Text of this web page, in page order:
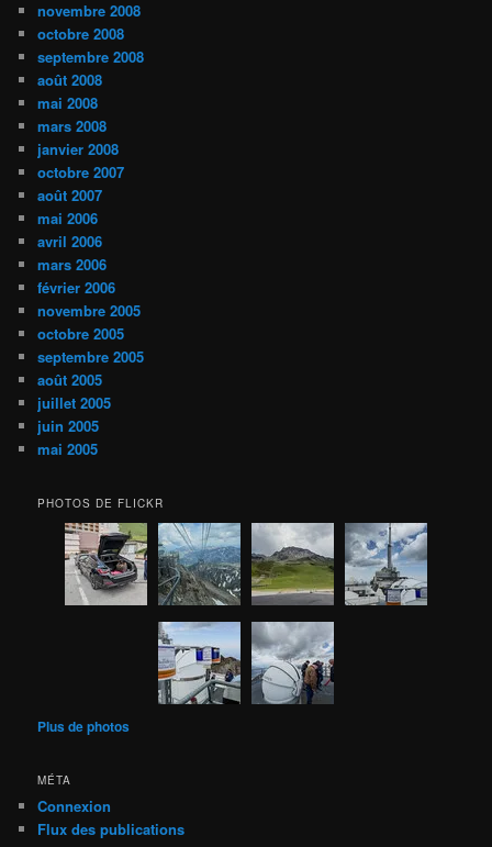
novembre 2008
octobre 2008
septembre 2008
août 2008
mai 2008
mars 2008
janvier 2008
octobre 2007
août 2007
mai 2006
avril 2006
mars 2006
février 2006
novembre 2005
octobre 2005
septembre 2005
août 2005
juillet 2005
juin 2005
mai 2005
PHOTOS DE FLICKR
Plus de photos
MÉTA
Connexion
Flux des publications